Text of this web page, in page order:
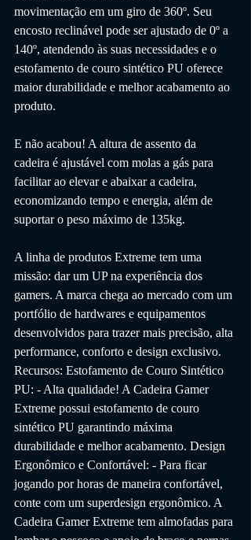
movimentação em um giro de 360º. Seu
encosto reclinável pode ser ajustado de 0º a
140º, atendendo às suas necessidades e o
estofamento de couro sintético PU oferece
maior durabilidade e melhor acabamento ao
produto.
E não acabou! A altura de assento da
cadeira é ajustável com molas a gás para
facilitar ao elevar e abaixar a cadeira,
economizando tempo e energia, além de
suportar o peso máximo de 135kg.
A linha de produtos Extreme tem uma
missão: dar um UP na experiência dos
gamers. A marca chega ao mercado com um
portfólio de hardwares e equipamentos
desenvolvidos para trazer mais precisão, alta
performance, conforto e design exclusivo.
Recursos: Estofamento de Couro Sintético
PU: - Alta qualidade! A Cadeira Gamer
Extreme possui estofamento de couro
sintético PU garantindo máxima
durabilidade e melhor acabamento. Design
Ergonômico e Confortável: - Para ficar
jogando por horas de maneira confortável,
conte com um superdesign ergonômico. A
Cadeira Gamer Extreme tem almofadas para